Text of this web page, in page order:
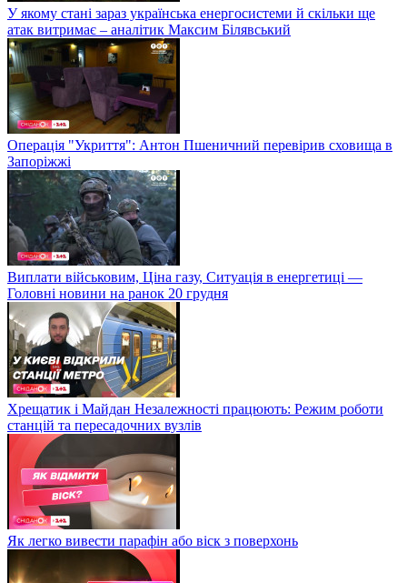
У якому стані зараз українська енергосистеми й скільки ще
атак витримає – аналітик Максим Білявський
Операція "Укриття": Антон Пшеничний перевірив сховища в
Запоріжжі
Виплати військовим, Ціна газу, Ситуація в енергетиці —
Головні новини на ранок 20 грудня
Хрещатик і Майдан Незалежності працюють: Режим роботи
станцій та пересадочних вузлів
Як легко вивести парафін або віск з поверхонь